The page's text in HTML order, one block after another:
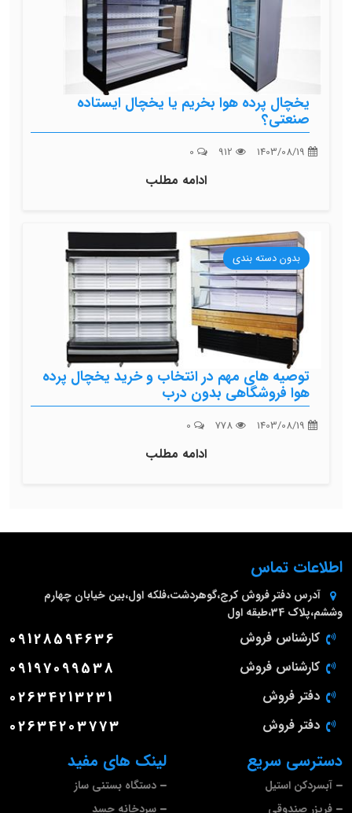
یخچال پرده هوا بخریم یا یخچال ایستاده
صنعتی؟
ادامه مطلب
بدون دسته بندی
توصیه های مهم در انتخاب و خرید یخچال پرده
هوا فروشگاهی بدون درب
ادامه مطلب
لینک های مفید
دستگاه بستنی ساز
سردخانه جسد
دسترسی سریع
آبسردکن استیل
فریزر صندوقی
اطلاعات تماس
آدرس دفتر فروش کرج،گوهردشت،فلکه اول،بین خیابان چهارم
وششم،پلاک 34،طبقه اول
کارشناس فروش 09128594636
کارشناس فروش 09197099538
دفتر فروش 02634213231
دفتر فروش 02634203773